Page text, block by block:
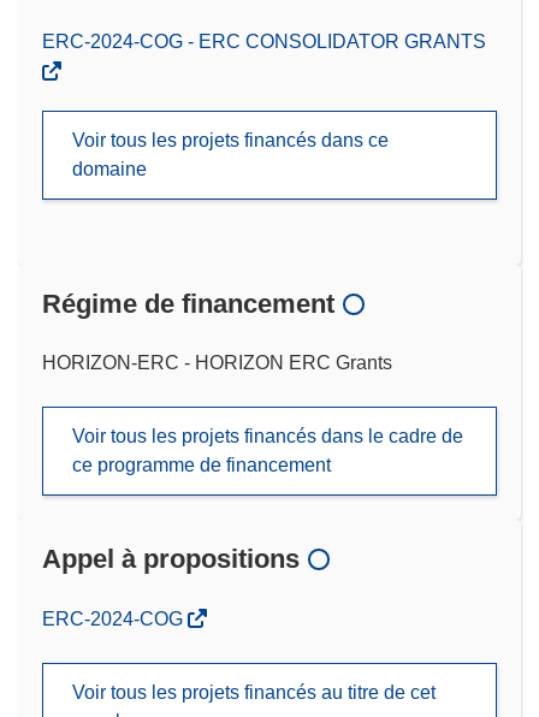
ERC-2024-COG - ERC CONSOLIDATOR GRANTS
Voir tous les projets financés dans ce
domaine
Régime de financement
HORIZON-ERC - HORIZON ERC Grants
Voir tous les projets financés dans le cadre de
ce programme de financement
Appel à propositions
(s’ouvre
nouvelle
ERC-2024-COG
Voir tous les projets financés au titre de cet